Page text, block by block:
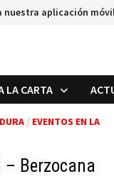
nuestra aplicación
LA CARTA
/ EVENTOS EN LA
– Berzocana